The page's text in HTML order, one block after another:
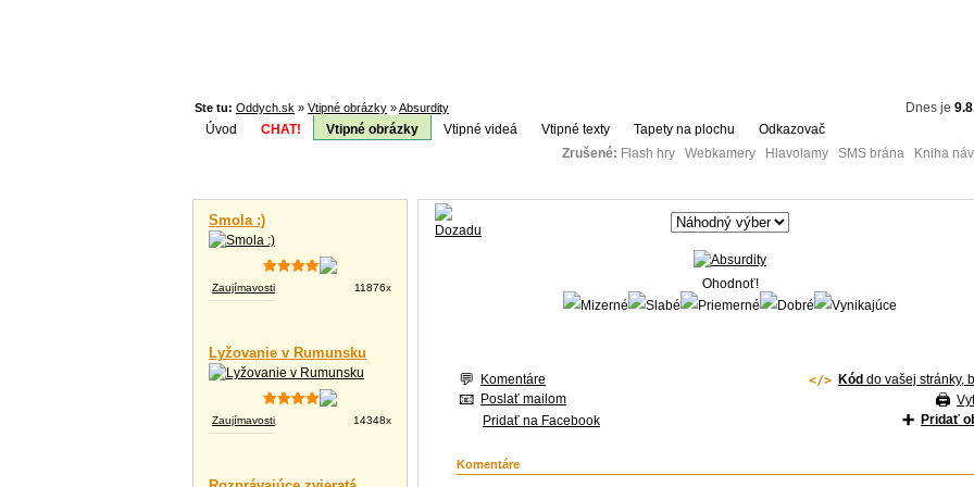
Ste tu: Oddych.sk » Vtipné obrázky »Absurdity Dnes je
Úvod
CHAT! Vtipné obrázky Vtipné videá Vtipné texty Tapety na plochu
Odkazovač
Zrušené: Flash hry Webkamery Hlavolamy SMS brána Kniha
Smola :)
Zaujímavosti 11876x
Lyžovanie v Rumunsku
Zaujímavosti 14348x
Ohodnoť!
Komentáre
Poslať mailom
Pridať na Facebook
Kód do vašej stránky,
Pridať
Komentáre